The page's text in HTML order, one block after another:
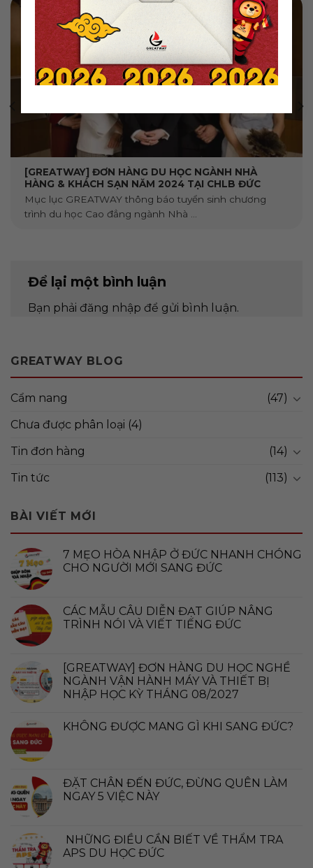
[GREATWAY] ĐƠN HÀNG DU HỌC NGÀNH NHÀ
HÀNG & KHÁCH SẠN NĂM 2024 TẠI CHLB ĐỨC
Mục lục GREATWAY thông báo tuyển sinh chương
trình du học Cao đẳng ngành Nhà ...
Để lại một bình luận
Bạn phải đăng nhập để gửi bình luận.
GREATWAY BLOG
Cẩm nang
(47)
Chưa được phân loại (4)
Tin đơn hàng
(14)
Tin tức
(113)
BÀI VIẾT MỚI
7 MẸO HÒA NHẬP Ở ĐỨC NHANH CHÓNG
CHO NGƯỜI MỚI SANG ĐỨC
CÁC MẪU CÂU DIỄN ĐẠT GIÚP NÂNG
TRÌNH NÓI VÀ VIẾT TIẾNG ĐỨC
[GREATWAY] ĐƠN HÀNG DU HỌC NGHỀ
NGÀNH VẬN HÀNH MÁY VÀ THIẾT BỊ
NHẬP HỌC KỲ THÁNG 08/2027
KHÔNG ĐƯỢC MANG GÌ KHI SANG ĐỨC?
ĐẶT CHÂN ĐẾN ĐỨC, ĐỪNG QUÊN LÀM
NGAY 5 VIỆC NÀY
NHỮNG ĐIỀU CẦN BIẾT VỀ THẨM TRA
APS DU HỌC ĐỨC